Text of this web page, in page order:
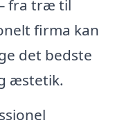
fra træ til
firma kan
det bedste
æstetik.